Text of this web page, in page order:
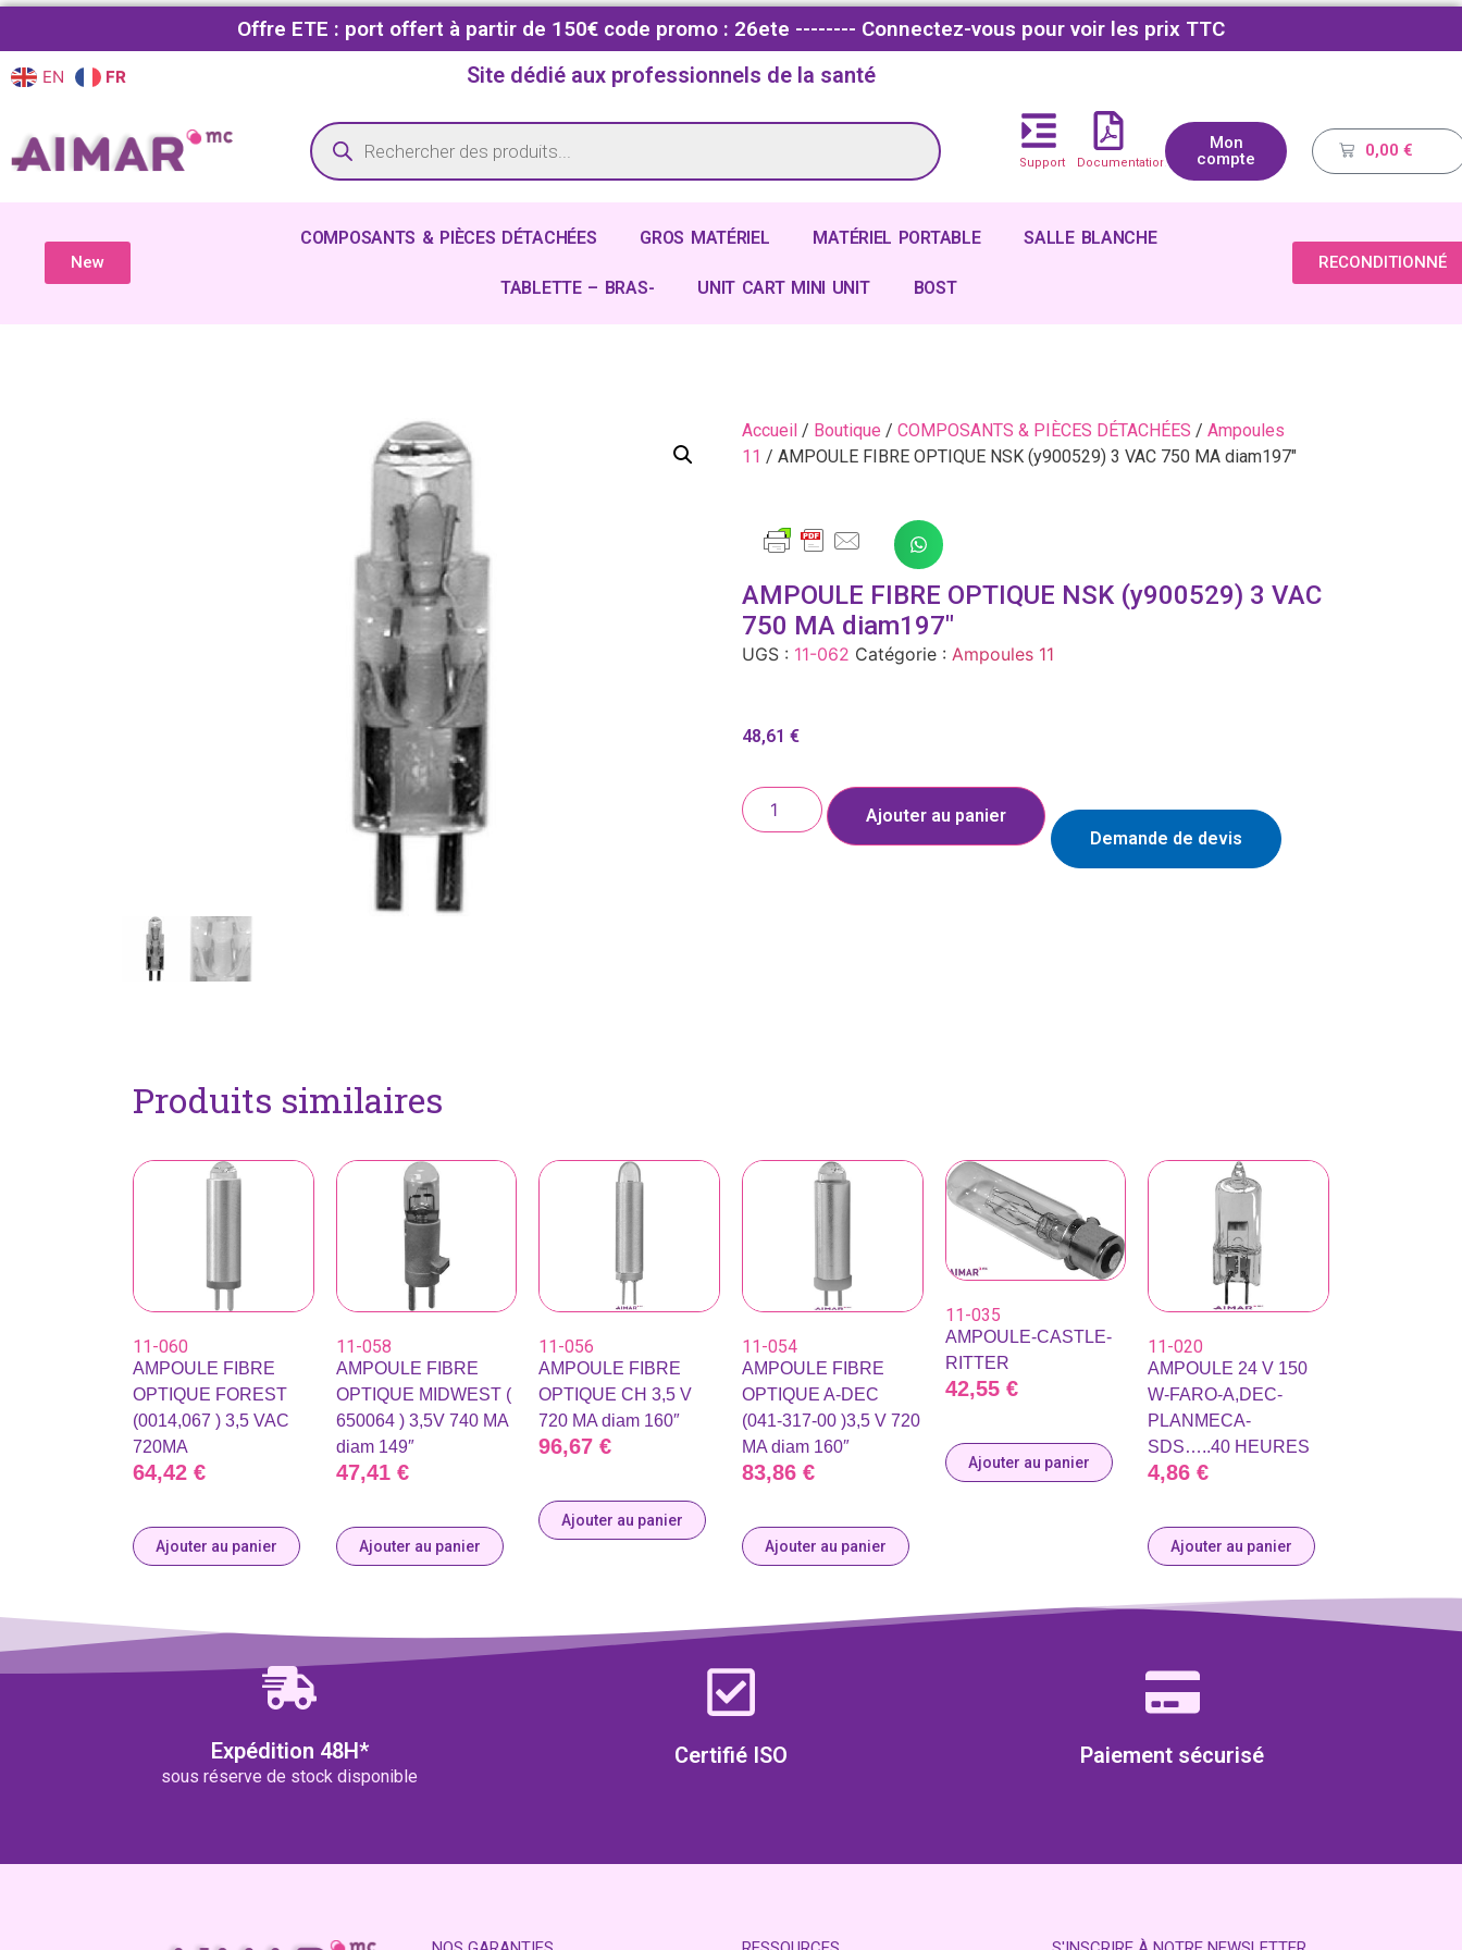
Offre ETE : port offert à partir de 150€ code promo : 26ete -------- Connectez-vous pour voir les prix TTC
EN FR Site dédié aux professionnels de la santé
Support Documentations
Mon
compte
0,00 €
New
COMPOSANTS & PIÈCES DÉTACHÉES GROS MATÉRIEL MATÉRIEL PORTABLE SALLE BLANCHE
TABLETTE – BRAS- UNIT CART MINI UNIT BOST
RECONDITIONNÉ
Accueil / Boutique / COMPOSANTS & PIÈCES DÉTACHÉES / Ampoules
11 / AMPOULE FIBRE OPTIQUE NSK (y900529) 3 VAC 750 MA diam197″
AMPOULE FIBRE OPTIQUE NSK (y900529) 3 VAC
750 MA diam197″
UGS : 11-062 Catégorie : Ampoules 11
48,61 €
Ajouter au panier
Demande de devis
Produits similaires
11-060
AMPOULE FIBRE
OPTIQUE FOREST
(0014,067 ) 3,5 VAC
720MA
64,42 €
Ajouter au panier
11-058
AMPOULE FIBRE
OPTIQUE MIDWEST (
650064 ) 3,5V 740 MA
diam 149″
47,41 €
Ajouter au panier
11-056
AMPOULE FIBRE
OPTIQUE CH 3,5 V
720 MA diam 160″
96,67€
Ajouter au panier
11-054
AMPOULE FIBRE
OPTIQUE A-DEC
(041-317-00 )3,5 V 720
MA diam 160″
83,86 €
Ajouter au panier
11-035
AMPOULE-CASTLE-
RITTER
42,55 €
Ajouter au panier
11-020
AMPOULE 24 V 150
W-FARO-A,DEC-
PLANMECA-
SDS…..40 HEURES
4,86€
Ajouter au panier
Expédition 48H*
sous réserve de stock disponible
Certifié ISO Paiement sécurisé